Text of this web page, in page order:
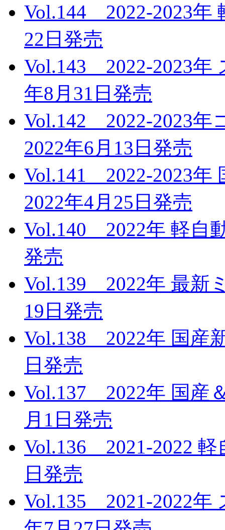
Vol.144 2022-2023年
22日発売
Vol.143 2022-2023
年8月31日発売
Vol.142 2022-2023
2022年6月13日発売
Vol.141 2022-2023
2022年4月25日発売
Vol.140 2022年 軽自
発売
Vol.139 2022年 最新
19日発売
Vol.138 2022年 国産
日発売
Vol.137 2022年 国産
月1日発売
Vol.136 2021-2022
日発売
Vol.135 2021-2022